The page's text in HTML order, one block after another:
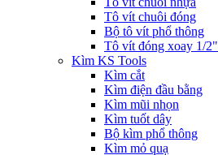
Tô vít chuôi đóng
Bộ tô vít phổ thông
Tô vít đóng xoay 1/2"
Kìm KS Tools
Kìm cắt
Kìm điện đầu bằng
Kìm mũi nhọn
Kìm tuốt dây
Bộ kìm phổ thông
Kìm mỏ quạ